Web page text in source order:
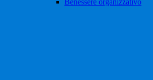
Benessere organizzativo